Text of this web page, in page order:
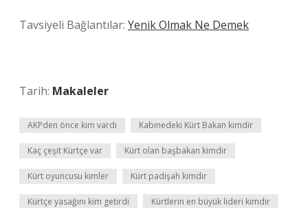
Tavsiyeli Bağlantılar: Yenik Olmak Ne Demek
Tarih: Makaleler
AKPden önce kim vardı Kabinedeki Kürt Bakan kimdir
Kaç çeşit Kürtçe var Kürt olan başbakan kimdir
Kürt oyuncusu kimler Kürt padişah kimdir
Kürtçe yasağını kim getirdi Kürtlerin en büyük lideri kimdir